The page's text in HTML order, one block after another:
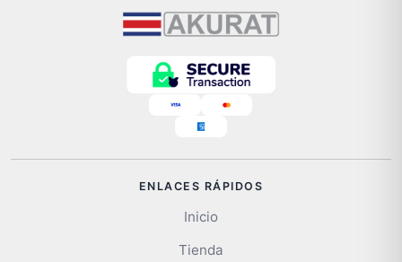
ENLACES RÁPIDOS
Inicio
Tienda